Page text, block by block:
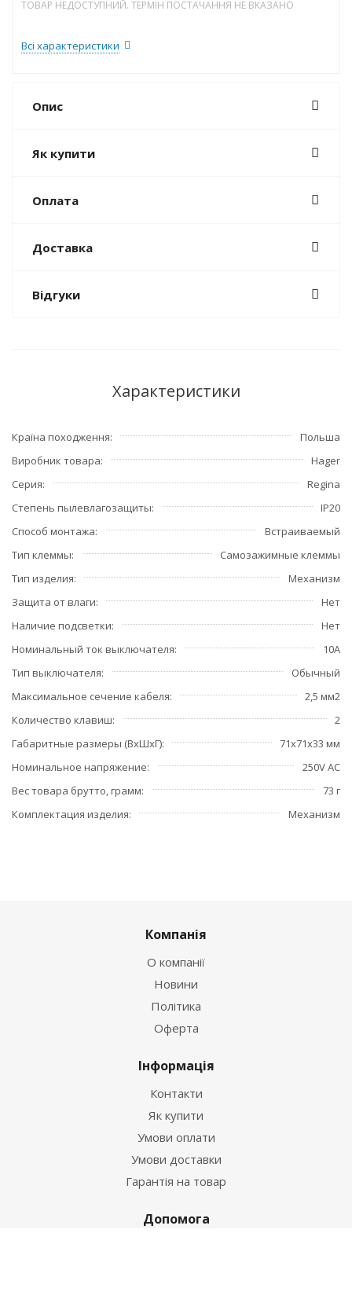
ТОВАР НЕДОСТУПНИЙ. ТЕРМІН ПОСТАЧАННЯ НЕ ВКАЗАНО
Всі характеристики
Опис
Як купити
Оплата
Доставка
Відгуки
Характеристики
Країна походження
Польша
Виробник товара
Hager
Серия
Regina
Степень пылевлагозащиты
IP20
Способ монтажа
Встраиваемый
Тип клеммы
Самозажимные клеммы
Тип изделия
Механизм
Защита от влаги
Нет
Наличие подсветки
Нет
Номинальный ток выключателя
10А
Тип выключателя
Обычный
Максимальное сечение кабеля
2,5 мм2
Количество клавиш
2
Габаритные размеры (ВхШхГ)
71х71х33 мм
Номинальное напряжение
250V AC
Вес товара брутто, грамм
73 г
Комплектация изделия
Механизм
Компанія
О компанії
Новини
Політика
Оферта
Інформація
Контакти
Як купити
Умови оплати
Умови доставки
Гарантія на товар
Допомога